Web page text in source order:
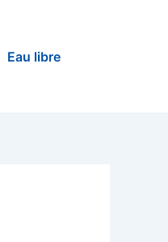
Eau libre